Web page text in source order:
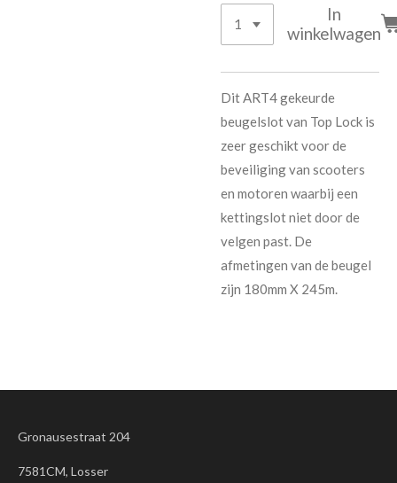
In
winkelwagen
Dit ART4 gekeurde
beugelslot van Top Lock is
zeer geschikt voor de
beveiliging van scooters
en motoren waarbij een
kettingslot niet door de
velgen past. De
afmetingen van de beugel
zijn 180mm X 245m.
Gronausestraat 204
7581CM, Losser